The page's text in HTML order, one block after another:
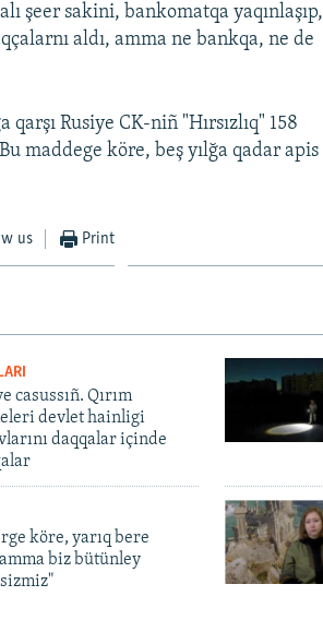
şeer sakini, bankomatqa yaqınlaşıp,
aldı, amma ne bankqa, ne de
Rusiye CK-niñ "Hırsızlıq" 158
maddege köre, beş yılğa qadar apis
us Print
casussıñ. Qırım
devlet hainligi
daqqalar içinde
köre, yarıq bere
biz bütünley